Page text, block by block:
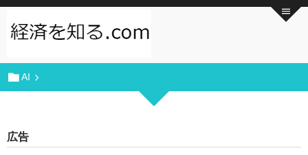
AI
広告